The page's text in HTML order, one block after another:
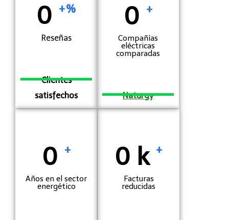
0 +%
Reseñas
Clientes
satisfechos
0 +
Compañías
eléctricas
comparadas
Naturgy
0 +
Años en el sector
energético
0 k +
Facturas
reducidas